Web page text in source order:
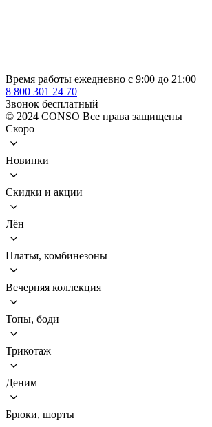
Время работы ежедневно с 9:00 до 21:00
8 800 301 24 70
Звонок бесплатный
© 2024 CONSO Все права защищены
Скоро
Новинки
Скидки и акции
Лён
Платья, комбинезоны
Вечерняя коллекция
Топы, боди
Трикотаж
Деним
Брюки, шорты